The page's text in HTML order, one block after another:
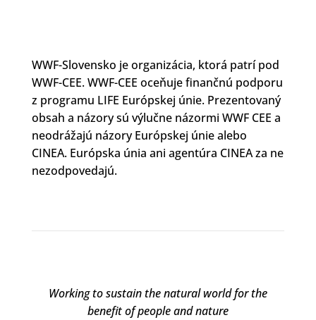
WWF-Slovensko je organizácia, ktorá patrí pod
WWF-CEE. WWF-CEE oceňuje finančnú podporu
z programu LIFE Európskej únie. Prezentovaný
obsah a názory sú výlučne názormi WWF CEE a
neodrážajú názory Európskej únie alebo
CINEA. Európska únia ani agentúra CINEA za ne
nezodpovedajú.
Working to sustain the natural world for the
benefit of people and nature